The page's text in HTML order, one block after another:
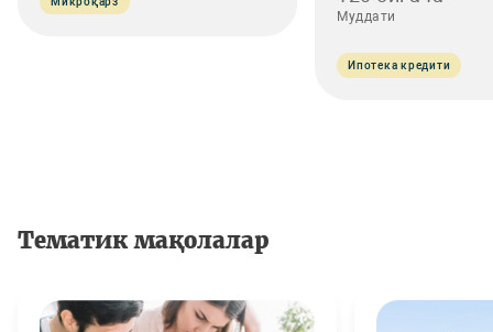
Муддати
Ипотека кредити
Тематик мақолалар